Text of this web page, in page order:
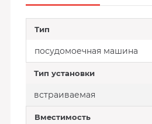
Тип
посудомоечная машина
Тип установки
встраиваемая
Вместимость